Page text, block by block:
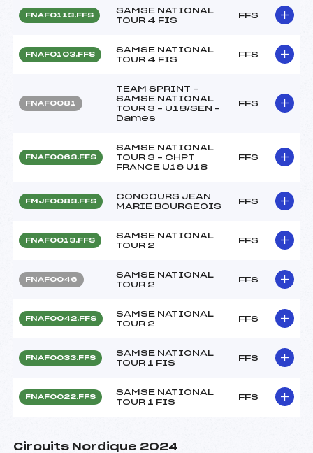
FNAF0113.FFS
SAMSE NATIONAL
TOUR 4 FIS
FFS
FNAF0103.FFS
SAMSE NATIONAL
TOUR 4 FIS
FFS
FNAF0081
TEAM SPRINT –
SAMSE NATIONAL
TOUR 3 – U18/SEN –
Dames
FFS
FNAF0063.FFS
SAMSE NATIONAL
TOUR 3 – CHPT
FRANCE U16 U18
FFS
FMJF0083.FFS
CONCOURS JEAN
MARIE BOURGEOIS
FFS
FNAF0013.FFS
SAMSE NATIONAL
TOUR 2
FFS
FNAF0046
SAMSE NATIONAL
TOUR 2
FFS
FNAF0042.FFS
SAMSE NATIONAL
TOUR 2
FFS
FNAF0033.FFS
SAMSE NATIONAL
TOUR 1 FIS
FFS
FNAF0022.FFS
SAMSE NATIONAL
TOUR 1 FIS
FFS
Circuits Nordique 2024